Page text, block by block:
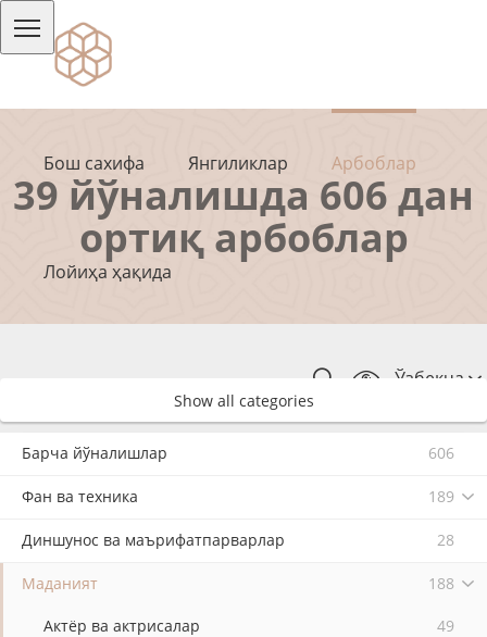
Бош сахифа Янгиликлар Арбоблар
Лойиҳа ҳақида
Ўзбекча
39 йўналишда 606 дан
ортиқ арбоблар
Show all categories
Барча йўналишлар 606
Фан ва техника 189
Диншунос ва маърифатпарварлар 28
Маданият 188
Актёр ва актрисалар
49